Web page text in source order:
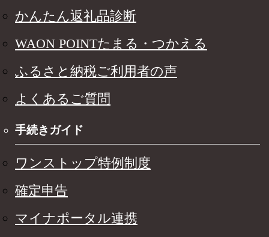
かんたん返礼品診断
WAON POINTたまる・つかえる
ふるさと納税ご利用者の声
よくあるご質問
手続きガイド
ワンストップ特例制度
確定申告
マイナポータル連携